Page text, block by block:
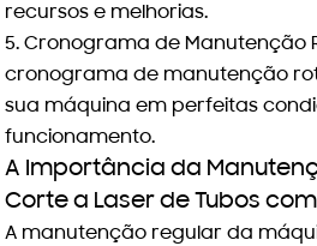
recursos e melhorias.
Cronograma de Manutenção
cronograma de manutenção
sua máquina em perfeitas
funcionamento.
A Importância da
Corte a Laser de Tubos
A manutenção regular da